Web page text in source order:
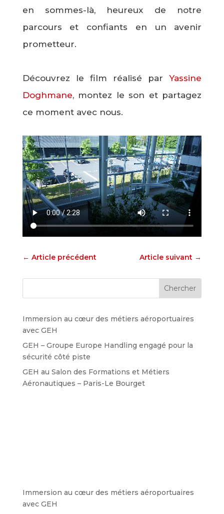
en sommes-là, heureux de notre
parcours et confiants en un avenir
prometteur.
Découvrez le film réalisé par
Yassine
Doghmane, montez le son et partagez
ce moment avec nous.
← Article précédent Article suivant →
Immersion au cœur des métiers aéroportuaires
avec GEH
GEH – Groupe Europe Handling engagé pour la
sécurité côté piste
GEH au Salon des Formations et Métiers
Aéronautiques – Paris-Le Bourget
Immersion au cœur des métiers aéroportuaires
avec GEH